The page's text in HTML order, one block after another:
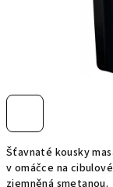
Šťavnaté kousky
v omáčce na
zjemněná smetanou.